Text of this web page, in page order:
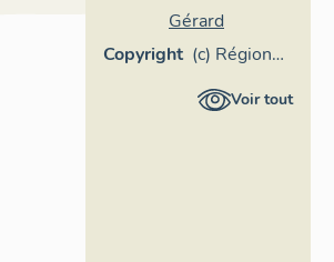
Gérard
Copyright (c) Région
Provence-Voir tout